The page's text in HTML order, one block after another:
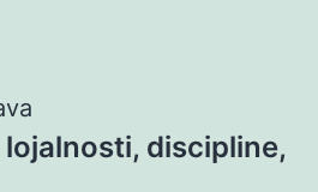
discipline,